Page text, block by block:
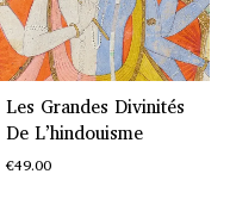
Les Grandes Divinités
De L’hindouisme
€49.00